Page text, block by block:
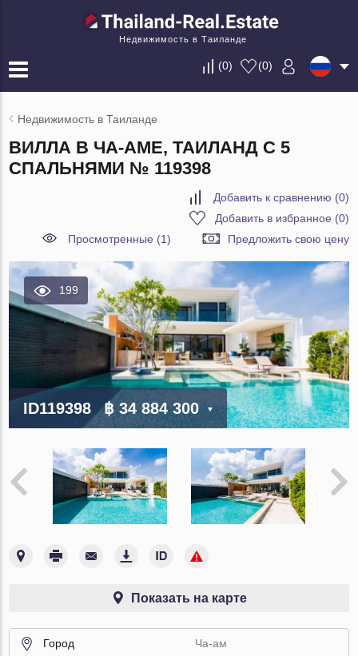
Недвижимость в Таиланде
(0) (0)
Недвижимость в Таиланде
ВИЛЛА В ЧА-АМЕ, ТАИЛАНД С 5
СПАЛЬНЯМИ № 119398
Добавить к сравнению (0)
Добавить в избранное (0)
Просмотренные (1)
Предложить свою цену
199
ID119398 ฿ 34 884 300
Показать на карте
Город
Ча-ам